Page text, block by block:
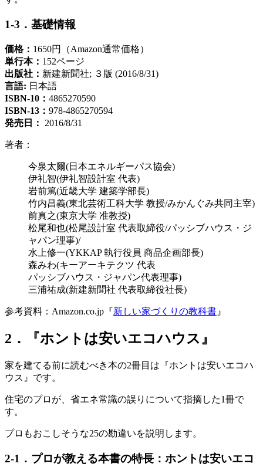
1-3．基礎情報
価格： 1650円（Amazon通常価格）
単行本： 152ページ
出版社： 新建新聞社; ３版 (2016/8/31)
言語: 日本語
ISBN-10： 4865270590
ISBN-13： 978-4865270594
発売日：
2016/8/31
著者：
今泉太爾(日本エネルギーパス協会)
伊礼智(伊礼智設計室 代表)
岩前篤(近畿大学 建築学部長)
竹内昌義(東北芸術工科大学 教授/みかんぐみ共同主宰)
前真之(東京大学 准教授)
松尾和也(松尾設計室 代表取締役/パッシブハウス・ジ
ャパン理事)/
水上修一(YKKAP 執行役員 商品企画部長)
森みわ(キーアーキテクツ 代表
パッシブハウス・ジャパン代表理事)
三浦祐成(新建新聞社 代表取締役社長)
参考資料：Amazon.co.jp『新しい家づくりの教科書 』
2．『ホントは安いエコハウス』
家を建てる前に読むべき本の2冊目は『ホントは安いエコハ
ウス』です。
住宅のプロが、省エネ常識の誤りについて指摘した1冊で
す。
プロもおこしそうな25の勘違いを説明します。
2-1．プロが教える本書の特長：ホントは安いエコ